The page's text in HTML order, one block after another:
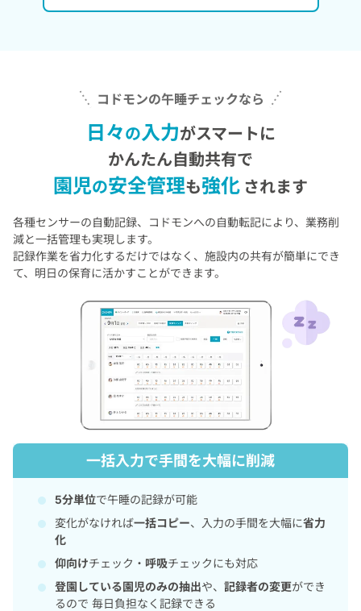
コドモンの午睡チェックなら
日々の入力がスマートに
かんたん自動共有で
園児の安全管理も強化 されます
各種センサーの自動記録、コドモンへの自動転記により、 業務削
減と一括管理も実現します。
記録作業を省力化するだけではなく、施設内の共有が簡単にでき
て、 明日の保育に活かすことができます。
一括入力で手間を大幅に削減
5分単位で午睡の記録が可能
変化がなければ一括コピー、入力の手間を大幅に省力
化
仰向けチェック・ 呼吸チェックにも対応
登園している園児のみの抽出や、 記録者の変更ができ
るので 毎日負担なく記録できる